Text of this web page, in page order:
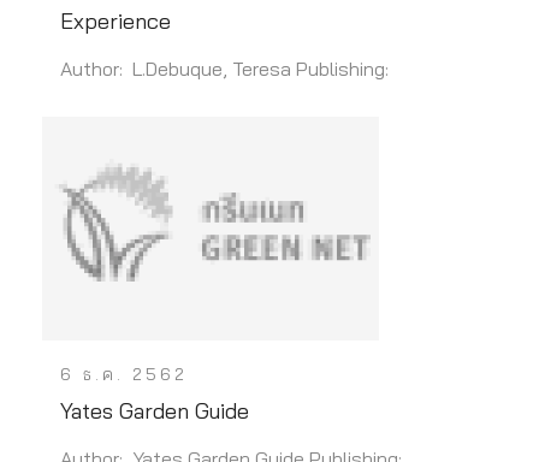
Experience
Author: L.Debuque, Teresa Publishing:
6 ธ.ค. 2562
Yates Garden Guide